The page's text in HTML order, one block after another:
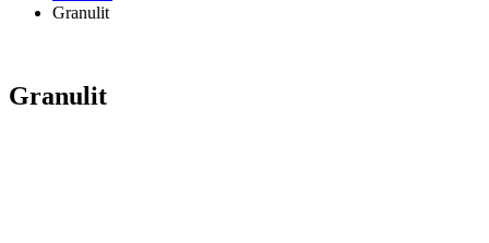
Granulit
Granulit